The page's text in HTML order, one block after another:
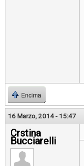
Encima
16 Marzo, 2014 - 15:47
Crstina
Bucciarelli